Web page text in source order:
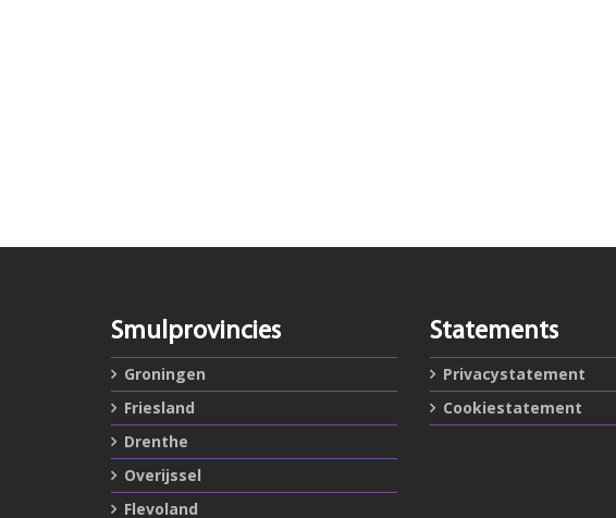
Smulprovincies
Groningen
Friesland
Drenthe
Overijssel
Flevoland
Statements
Privacystatement
Cookiestatement